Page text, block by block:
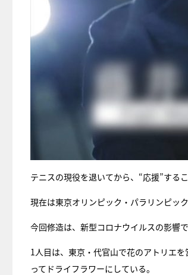
テニスの現役を退いてから、“応援”する
現在は東京オリンピック・パラリンピッ
今回修造は、新型コロナウイルスの影響
1人目は、東京・代官山で花のアトリエを
ってドライフラワーにしている。